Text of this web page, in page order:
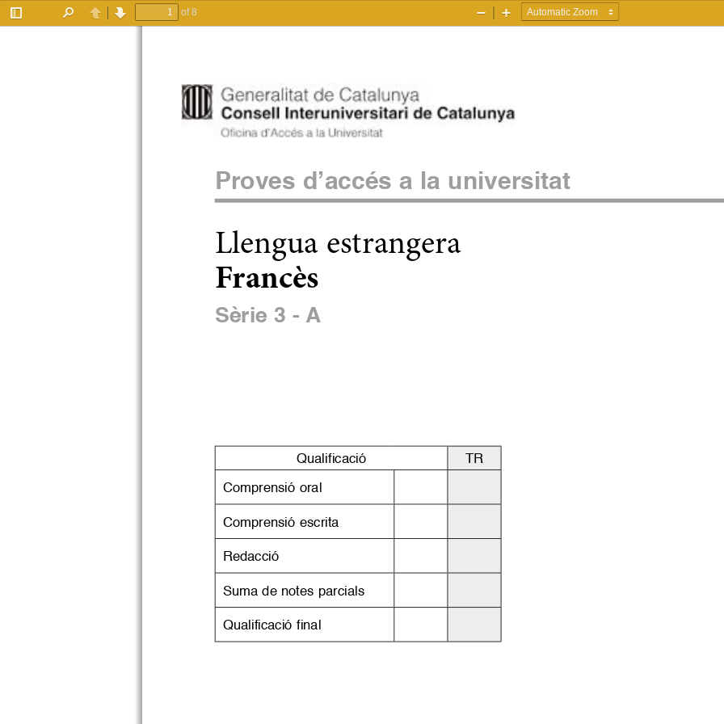
Toggle
PreviousNext
of 8
Zoom
Zoom
Proves d’accés a la universitat
Llengua estrangera
Francès
Sèrie 3 - A
Qualificació
TR
Comprensió oral
Comprensió escrita
Redacció
Suma de notes parcials
Qualificació final